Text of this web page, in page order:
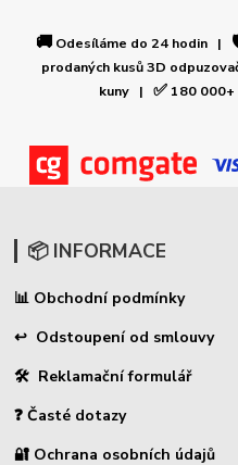
🚚 Odesíláme do 24 hodin |
prodaných kusů 3D
kuny | ✅ 180 000+
📦 INFORMACE
📊 Obchodní podmínky
↩ Odstoupení od smlouvy
🛠 Reklamační formulář
❓ Časté dotazy
🔐 Ochrana osobních údajů